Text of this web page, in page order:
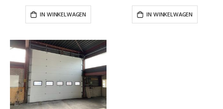
IN WINKELWAGEN IN WINKELWAGEN